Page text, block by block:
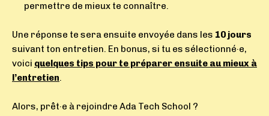
permettre de mieux te connaître.
Une réponse te sera ensuite envoyée dans les 10 jours
suivant ton entretien. En bonus, si tu es sélectionné·e,
voici quelques tips pour te préparer ensuite au mieux à
l’entretien.
Alors, prêt·e à rejoindre Ada Tech School ?